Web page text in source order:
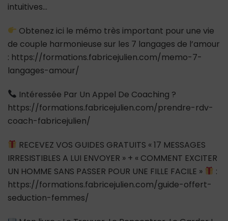
intuitives…
Obtenez ici le mémo très important pour une vie
de couple harmonieuse sur les 7 langages de l’amour
: https://formations.fabricejulien.com/memo-7-
langages-amour/
Intéressée Par Un Appel De Coaching ?
https://formations.fabricejulien.com/prendre-rdv-
coach-fabricejulien/
RECEVEZ VOS GUIDES GRATUITS « 17 MESSAGES
IRRESISTIBLES A LUI ENVOYER » + « COMMENT EXCITER
UN HOMME SANS PASSER POUR UNE FILLE FACILE »
:
https://formations.fabricejulien.com/guide-offert-
seduction-femmes/